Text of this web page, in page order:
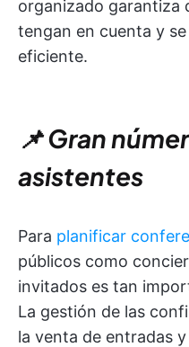
organizado garantiza
tengan en cuenta y
eficiente.
📌 Gran
asistentes
Para planificar
públicos como
invitados es tan
La gestión de las
la venta de entradas